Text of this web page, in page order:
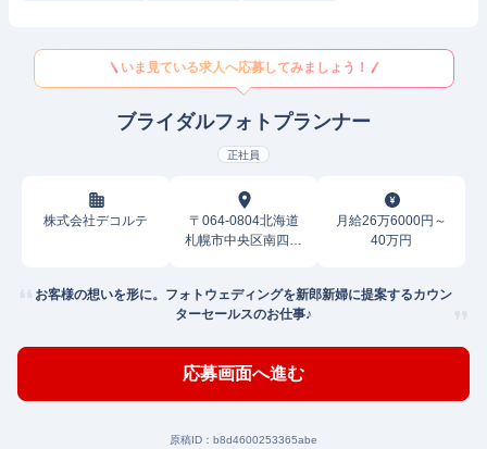
いま見ている求人へ応募してみましょう！
ブライダルフォトプランナー
正社員
株式会社デコルテ
〒064-0804北海道
札幌市中央区南四条
月給26万6000円～
40万円
お客様の想いを形に。フォトウェディングを新郎新婦に提案するカウン
ターセールスのお仕事♪
応募画面へ進む
原稿ID： b8d4600253365abe